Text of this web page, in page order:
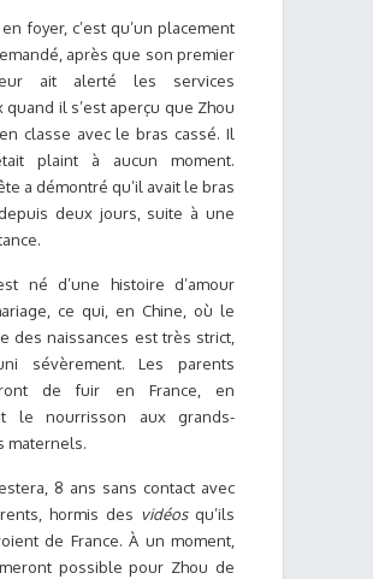
en foyer, c’est qu’un placement
après que son premier
ait alerté les services
quand il s’est aperçu que Zhou
classe avec le bras cassé. Il
plaint à aucun moment.
a démontré qu’il avait le bras
deux jours, suite à une
né d’une histoire d’amour
ce qui, en Chine, où le
des naissances est très strict,
sévèrement. Les parents
de fuir en France, en
le nourrisson aux grands-
maternels.
8 ans sans contact avec
hormis des vidéosqu’ils
de France. À un moment,
possible pour Zhou de